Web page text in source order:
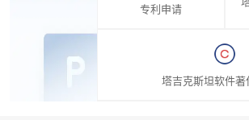
专利申请
塔吉克斯坦软件著